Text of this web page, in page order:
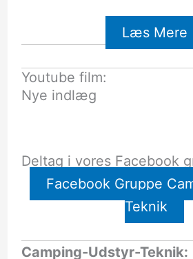
Læs Mere
Youtube film:
Nye indlæg
Deltag i vores Facebook
Facebook Gruppe
Teknik
Camping-Udstyr-Teknik: